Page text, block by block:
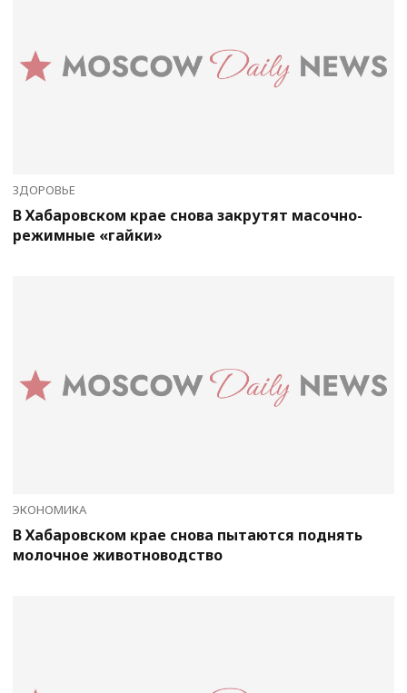
ЗДОРОВЬЕ
В Хабаровском крае снова закрутят масочно-
режимные «гайки»
ЭКОНОМИКА
В Хабаровском крае снова пытаются поднять
молочное животноводство